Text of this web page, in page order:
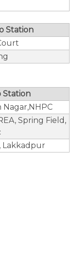
Station
Station
Nagar,NHPC
Spring Field,
Lakkadpur